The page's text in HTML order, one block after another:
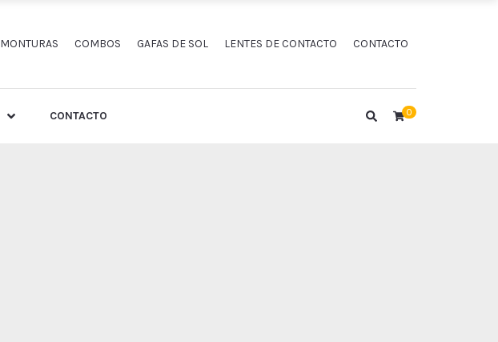
MONTURAS COMBOS GAFAS DE SOL LENTES DE CONTACTO CONTACTO
CONTACTO 0